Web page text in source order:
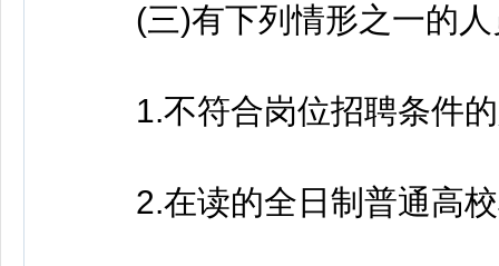
(三)有下列情形之一的人
1.不符合岗位招聘条件的
2.在读的全日制普通高校